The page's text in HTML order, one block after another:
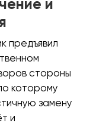
и
предъявил
стороны
которому
замену
и